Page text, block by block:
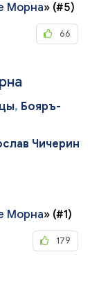
Морна» (#5)
66
, Бояръ-
Чичерин
Морна» (#1)
179